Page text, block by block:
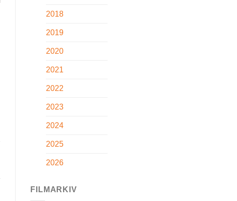
2018
2019
2020
2021
2022
2023
2024
2025
2026
FILMARKIV